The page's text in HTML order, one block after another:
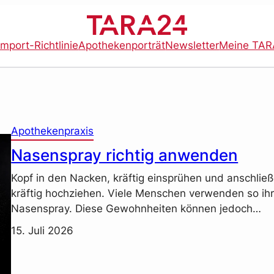
RichtlinieApothekenporträtNewsletterMeine
Apothekenpraxis
Nasenspray richtig anwenden
Kopf in den Nacken, kräftig einsprühen und
kräftig hochziehen. Viele Menschen verwenden so ihr
Nasenspray. Diese Gewohnheiten können jedoch…
15. Juli 2026